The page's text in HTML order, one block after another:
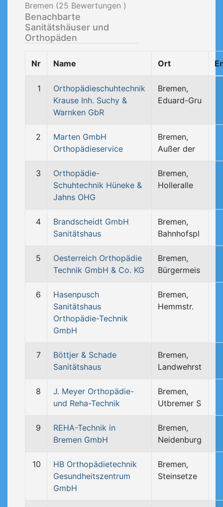
Bremen (25 Bewertungen )
Benachbarte
Sanitätshäuser und
Orthopäden
Nr Name Ort
1
Orthopädieschuhtechnik
Krause Inh. Suchy &
Warnken GbR
Bremen,
Eduard-Gru
2
Marten GmbH
Orthopädieservice
Bremen,
Außer der
3
Orthopädie-
Schuhtechnik Hüneke &
Jahns OHG
Bremen,
Holleralle
4
Brandscheidt GmbH
Sanitätshaus
Bremen,
Bahnhofspl
5
Oesterreich Orthopädie
Technik GmbH & Co. KG
Bremen,
Bürgermeis
6
Hasenpusch
Sanitätshaus
Orthopädie-Technik
GmbH
Bremen,
Hemmstr.
7
Böttjer & Schade
Sanitätshaus
Bremen,
Landwehrst
8
J. Meyer Orthopädie-
und Reha-Technik
Bremen,
Utbremer S
9
REHA-Technik in
Bremen GmbH
Bremen,
Neidenburg
10
HB Orthopädietechnik
Gesundheitszentrum
GmbH
Bremen,
Steinsetze